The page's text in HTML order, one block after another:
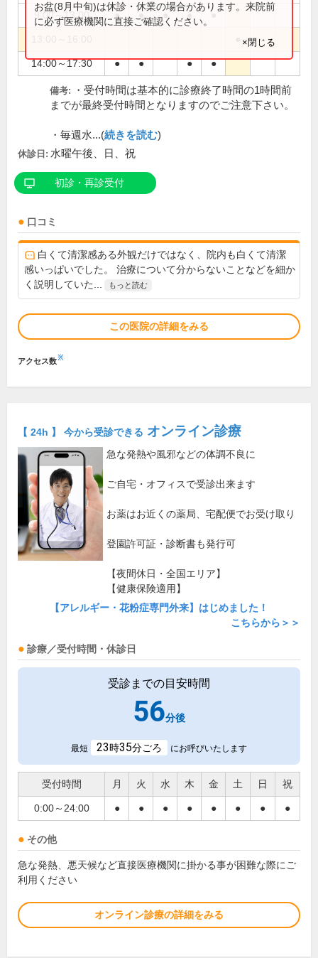
9:00～13:00 ● ● ● ● ●
14:00～17:30 ● ● ● ●
お盆(8月中旬)は休診・休業の場合があります。来院前
に必ず医療機関に直接ご確認ください。
×閉じる
備考:
・受付時間は基本的に診療終了時間の1時間前
までが最終受付時間となりますのでご注意下さい。
・毎週水...(続きを読む)
休診日: 水曜午後、日、祝
初診・再診受付
口コミ
白くて清潔感ある外観だけではなく、院内も白くて清潔
感いっぱいでした。 治療について分からないことなどを細か
く説明していた...
もっと読む
この医院の詳細をみる
アクセス数※
【 24h 】 今から受診できる オンライン診療
急な発熱や風邪などの体調不良に
ご自宅・オフィスで受診出来ます
お薬はお近くの薬局、宅配便でお受け取り
登園許可証・診断書も発行可
【夜間休日・全国エリア】
【健康保険適用】
【アレルギー・花粉症専門外来】はじめました！
こちらから＞＞
診療／受付時間・休診日
受診までの目安時間
56分後
最短 23時35分ごろ にお呼びいたします
受付時間 月 火 水 木 金 土 日 祝
0:00～24:00 ● ● ● ● ● ● ● ●
その他
急な発熱、悪天候など直接医療機関に掛かる事が困難な際にご
利用ください
オンライン診療の詳細をみる